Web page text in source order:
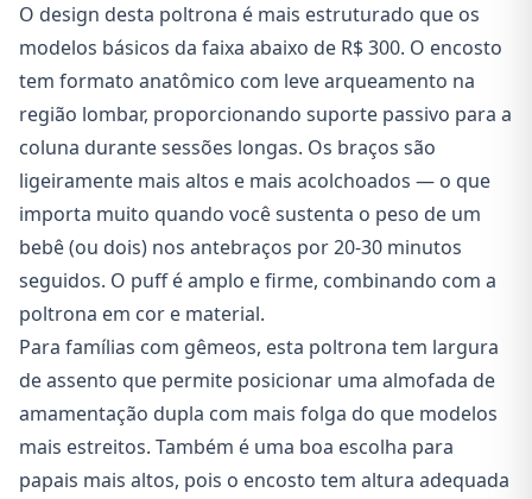
O design desta poltrona é mais estruturado que os
modelos básicos da faixa abaixo de R$ 300. O encosto
tem formato anatômico com leve arqueamento na
região lombar, proporcionando suporte passivo para a
coluna durante sessões longas. Os braços são
ligeiramente mais altos e mais acolchoados — o que
importa muito quando você sustenta o peso de um
bebê (ou dois) nos antebraços por 20-30 minutos
seguidos. O puff é amplo e firme, combinando com a
poltrona em cor e material.
Para famílias com gêmeos, esta poltrona tem largura
de assento que permite posicionar uma almofada de
amamentação dupla com mais folga do que modelos
mais estreitos. Também é uma boa escolha para
papais mais altos, pois o encosto tem altura adequada